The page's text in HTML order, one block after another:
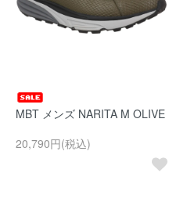
MBT メンズ NARITA M OLIVE
20,790円(税込)